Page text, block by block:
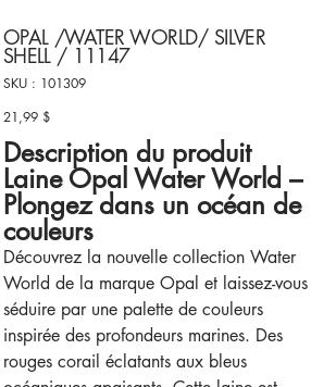
OPAL /WATER WORLD/ SILVER
SHELL / 11147
SKU :
SKU
101309
101309
Prix
21,99 $
Description du produit
Laine Opal Water World –
Plongez dans un océan de
couleurs
Découvrez la nouvelle collection Water
World de la marque Opal et laissez-vous
séduire par une palette de couleurs
inspirée des profondeurs marines. Des
rouges corail éclatants aux bleus